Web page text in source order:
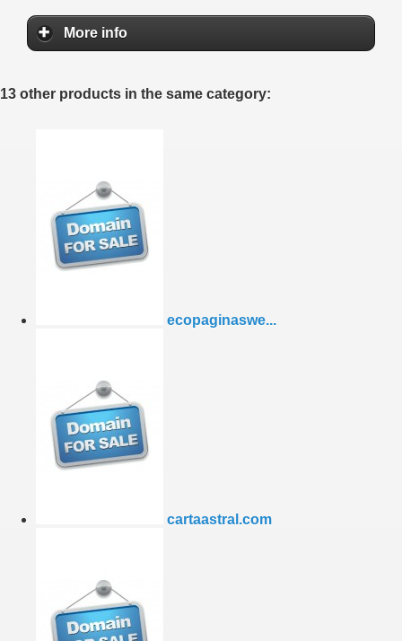
More info
13 other products in the same category:
ecopaginaswe...
cartaastral.com